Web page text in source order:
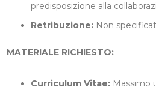
predisposizione alla
Retribuzione: Non
MATERIALE RICHIESTO:
Curriculum Vitae: Massimo